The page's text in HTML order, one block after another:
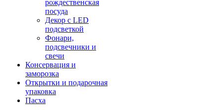
рождественская
посуда
Декор с LED
подсветкой
Фонари,
подсвечники и
свечи
Консервация и
заморозка
Открытки и подарочная
упаковка
Пасха